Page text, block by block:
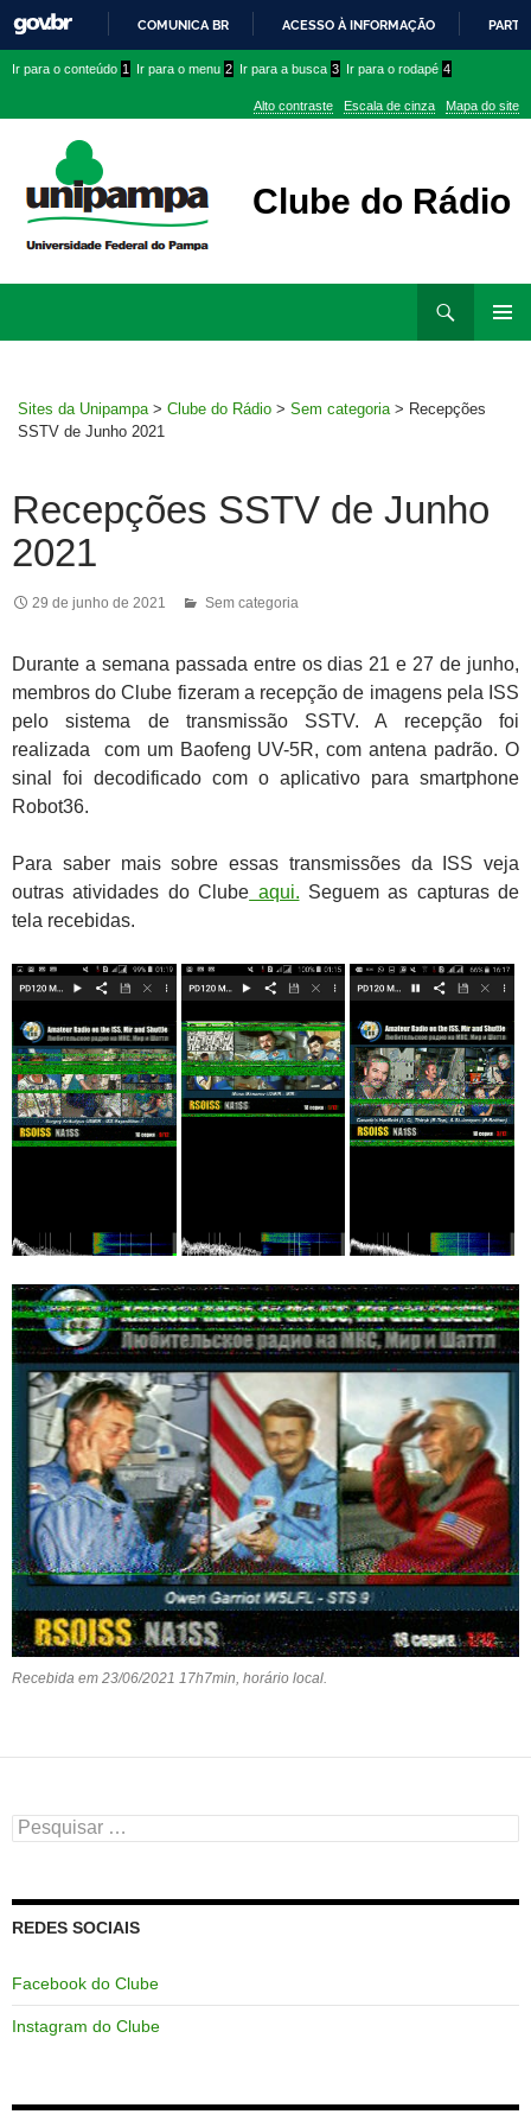
PARA
CONTEÚDO
COMUNICA BR ACESSO À INFORMAÇÃO
conteúdo
menu
superior
menu
Ir para o conteúdo 1 Ir para o menu 2 Ir para a busca 3 Ir para o rodapé 4
Alto contraste Escala de cinza Mapa do site
Clube do Rádio
Sites da Unipampa > Clube do Rádio > Sem categoria > Recepções
SSTV de Junho 2021
Recepções SSTV de Junho
2021
29 de junho de 2021 Sem categoria
Durante a semana passada entre os dias 21 e 27 de junho,
membros do Clube fizeram a recepção de imagens pela ISS
pelo sistema de transmissão SSTV. A recepção foi
realizada com um Baofeng UV-5R, com antena padrão. O
sinal foi decodificado com o aplicativo para smartphone
Robot36.
Para saber mais sobre essas transmissões da ISS veja
outras atividades do Clube aqui. Seguem as capturas de
tela recebidas.
Recebida em 23/06/2021 17h7min, horário local.
Pesquisar
por:
REDES SOCIAIS
Facebook do Clube
Instagram do Clube